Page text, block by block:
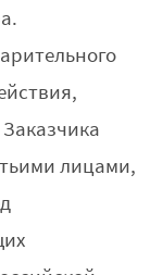
лицами,